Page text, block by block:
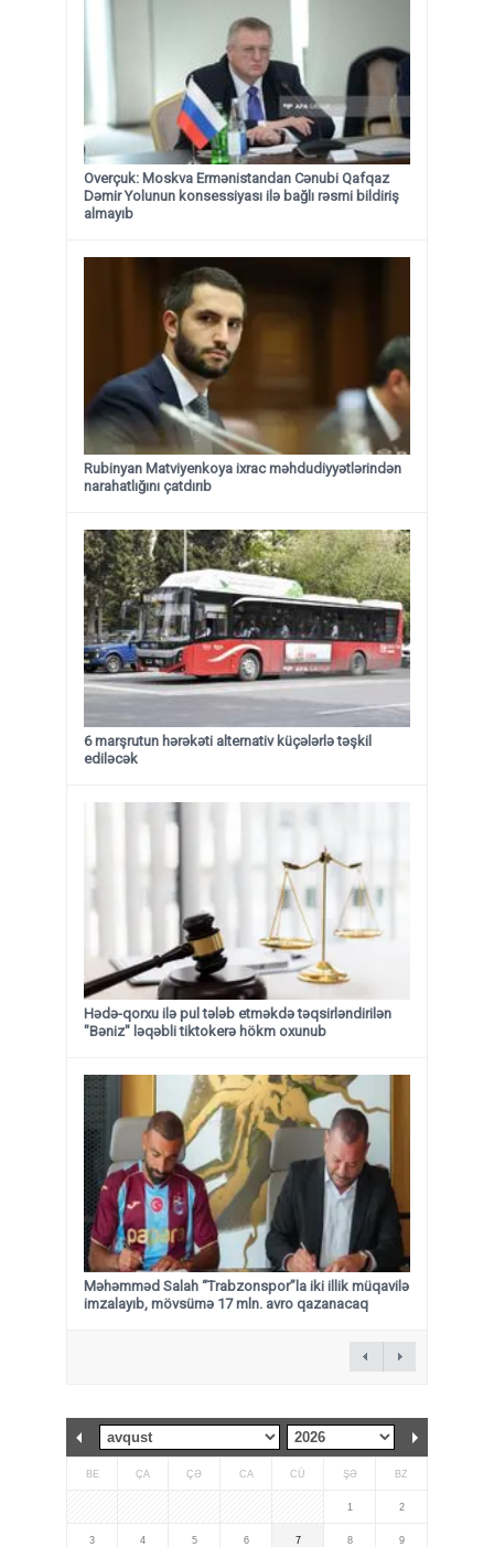
Overçuk: Moskva Ermənistandan Cənubi Qafqaz
Dəmir Yolunun konsessiyası ilə bağlı rəsmi bildiriş
almayıb
Rubinyan Matviyenkoya ixrac məhdudiyyətlərindən
narahatlığını çatdırıb
6 marşrutun hərəkəti alternativ küçələrlə təşkil
ediləcək
Hədə-qorxu ilə pul tələb etməkdə təqsirləndirilən
"Bəniz" ləqəbli tiktokerə hökm oxunub
Məhəmməd Salah “Trabzonspor”la iki illik müqavilə
imzalayıb, mövsümə 17 mln. avro qazanacaq
BE ÇA ÇƏ CA CÜ ŞƏ BZ
1 2
3 4 5 6 7 8 9